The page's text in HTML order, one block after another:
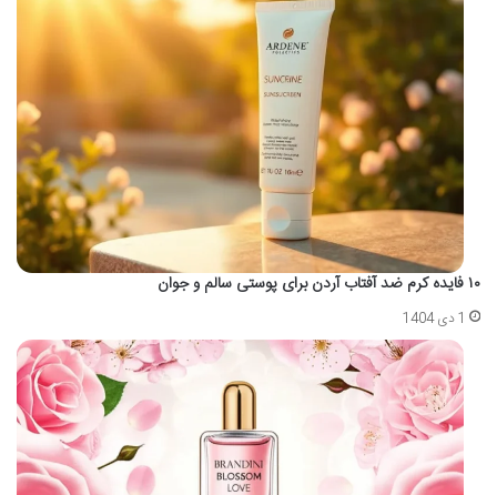
۱۰ فایده کرم ضد آفتاب آردن برای پوستی سالم و جوان
1 دی 1404